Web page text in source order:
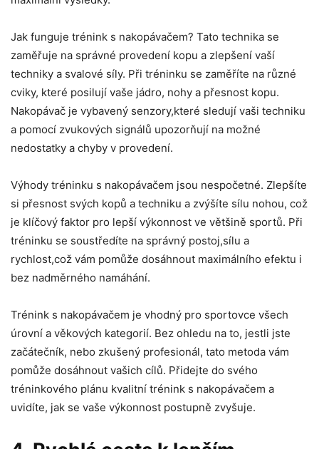
Jak funguje trénink s nakopávačem? Tato technika se
zaměřuje na správné provedení kopu a zlepšení vaší
techniky a svalové síly. Při tréninku se zaměříte na různé
cviky, které posilují vaše jádro, nohy a přesnost kopu.
Nakopávač je vybavený senzory,které sledují vaši techniku
a pomocí zvukových signálů upozorňují na možné
nedostatky a chyby v provedení.
Výhody tréninku s nakopávačem jsou nespočetné. Zlepšíte
si přesnost svých kopů a techniku a zvýšíte sílu nohou, což
je klíčový faktor pro lepší výkonnost ve většině sportů. Při
tréninku se soustředíte na správný postoj,sílu a
rychlost,což vám pomůže dosáhnout maximálního efektu i
bez nadměrného namáhání.
Trénink s nakopávačem je vhodný pro sportovce všech
úrovní a věkových kategorií. Bez ohledu na to, jestli jste
začátečník, nebo zkušený profesionál, tato metoda vám
pomůže dosáhnout vašich cílů. Přidejte do svého
tréninkového plánu kvalitní trénink s nakopávačem a
uvidíte, jak se vaše výkonnost postupně zvyšuje.